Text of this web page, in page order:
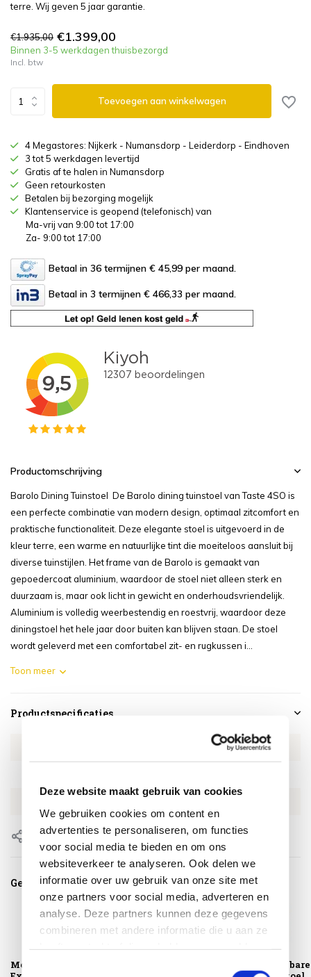
Deze website maakt gebruik van cookies
We gebruiken cookies om content en
advertenties te personaliseren, om functies
voor social media te bieden en om ons
websiteverkeer te analyseren. Ook delen we
informatie over uw gebruik van onze site met
onze partners voor social media, adverteren en
analyse. Deze partners kunnen deze gegevens
combineren met andere informatie die u aan ze
terre. Wij geven 5 jaar garantie.
€1.935,00 €1.399,00
Binnen 3-5 werkdagen thuisbezorgd
Incl. btw
Toevoegen aan winkelwagen
4 Megastores: Nijkerk - Numansdorp - Leiderdorp - Eindhoven
3 tot 5 werkdagen levertijd
Gratis af te halen in Numansdorp
Geen retourkosten
Betalen bij bezorging mogelijk
Klantenservice is geopend (telefonisch) van
Ma-vrij van 9:00 tot 17:00
Za- 9:00 tot 17:00
Betaal in 36 termijnen € 45,99 per maand.
Betaal in 3 termijnen € 466,33 per maand.
Productomschrijving
Barolo Dining Tuinstoel De Barolo dining tuinstoel van Taste 4SO is
een perfecte combinatie van modern design, optimaal zitcomfort en
praktische functionaliteit. Deze elegante stoel is uitgevoerd in de
kleur terre, een warme en natuurlijke tint die moeiteloos aansluit bij
diverse tuinstijlen. Het frame van de Barolo is gemaakt van
gepoedercoat aluminium, waardoor de stoel niet alleen sterk en
duurzaam is, maar ook licht in gewicht en onderhoudsvriendelijk.
Aluminium is volledig weerbestendig en roestvrij, waardoor deze
diningstoel het hele jaar door buiten kan blijven staan. De stoel
wordt geleverd met een comfortabel zit- en rugkussen i...
Toon meer
Productspecificaties
Delen
Gerelateerde producten
Montagelevering -
Barolo stapelbare